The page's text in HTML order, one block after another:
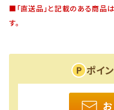
■「直送品」と記載のある商品
す。
ポイ